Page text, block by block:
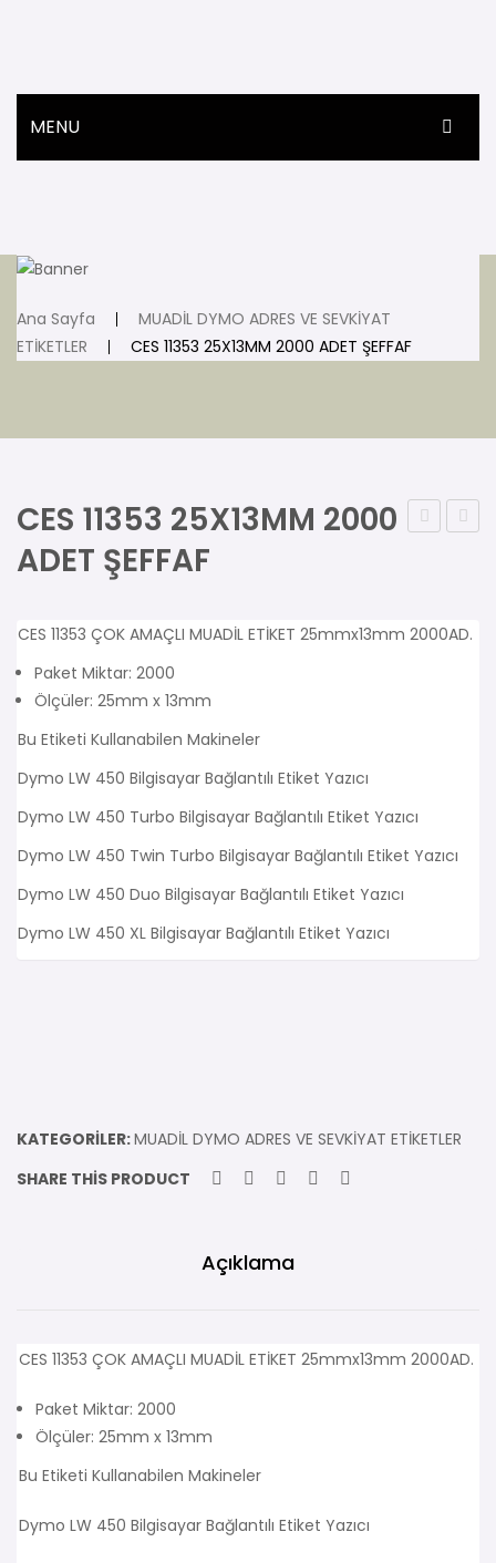
MENU
HAKKIMIZDA
İLETIŞIM
Ana Sayfa
MUADİL DYMO ADRES VE SEVKİYAT
ETİKETLER
CES 11353 25X13MM 2000 ADET ŞEFFAF
ADETETİKET
CES 11353 25X13MM 2000
ADET ŞEFFAF
CES 11353 ÇOK AMAÇLI MUADİL ETİKET 25mmx13mm 2000AD.
Paket Miktar: 2000
Ölçüler: 25mm x 13mm
Bu Etiketi Kullanabilen Makineler
Dymo LW 450 Bilgisayar Bağlantılı Etiket Yazıcı
Dymo LW 450 Turbo Bilgisayar Bağlantılı Etiket Yazıcı
Dymo LW 450 Twin Turbo Bilgisayar Bağlantılı Etiket Yazıcı
Dymo LW 450 Duo Bilgisayar Bağlantılı Etiket Yazıcı
Dymo LW 450 XL Bilgisayar Bağlantılı Etiket Yazıcı
KATEGORILER:MUADİL DYMO ADRES VE SEVKİYAT ETİKETLER
SHARE THIS PRODUCT
Açıklama
CES 11353 ÇOK AMAÇLI MUADİL ETİKET 25mmx13mm 2000AD.
Paket Miktar: 2000
Ölçüler: 25mm x 13mm
Bu Etiketi Kullanabilen Makineler
Dymo LW 450 Bilgisayar Bağlantılı Etiket Yazıcı